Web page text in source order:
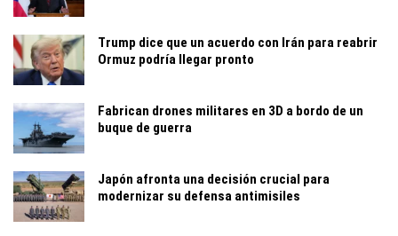
Trump dice que un acuerdo con Irán para reabrir
Ormuz podría llegar pronto
Fabrican drones militares en 3D a bordo de un
buque de guerra
Japón afronta una decisión crucial para
modernizar su defensa antimisiles